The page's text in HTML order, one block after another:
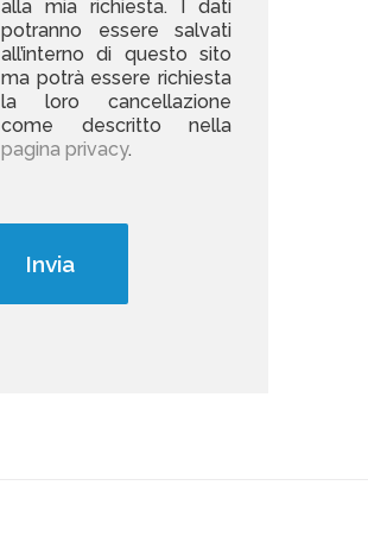
alla mia richiesta. I dati
potranno essere salvati
all’interno di questo sito
ma potrà essere richiesta
la loro cancellazione
come descritto nella
pagina privacy.